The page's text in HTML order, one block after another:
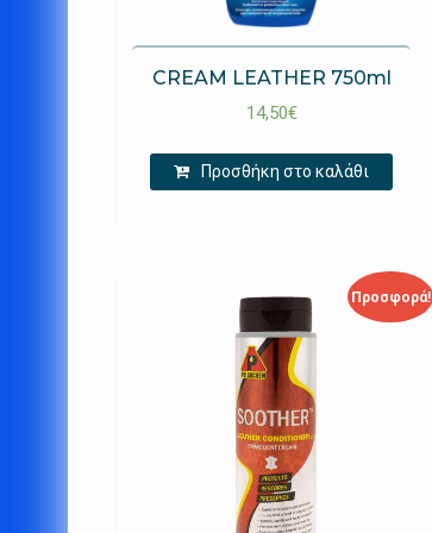
CREAM LEATHER 750ml
14,50€
Προσθήκη στο καλάθι
Προσφορά!